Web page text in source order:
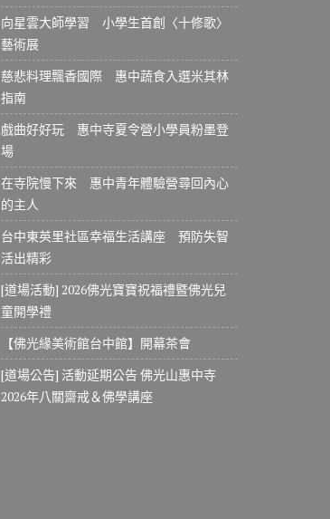
向星雲大師學習 小學生首創〈十修歌〉
藝術展
慈悲料理飄香國際 惠中蔬食入選米其林
指南
戲曲好好玩 惠中寺夏令營小學員粉墨登
場
在寺院慢下來 惠中青年體驗營尋回內心
的主人
台中東英里社區幸福生活講座 預防失智
活出精彩
[道場活動] 2026佛光寶寶祝福禮暨佛光兒
童開學禮
【佛光緣美術館台中館】開幕茶會
[道場公告] 活動延期公告 佛光山惠中寺
2026年八關齋戒＆佛學講座